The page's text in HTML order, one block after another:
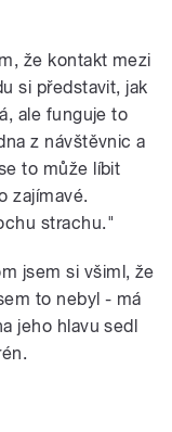
že kontakt mezi
si představit, jak
ale funguje to
z návštěvnic a
to může líbit
zajímavé.
strachu."
jsem si všiml, že
to nebyl - má
jeho hlavu sedl